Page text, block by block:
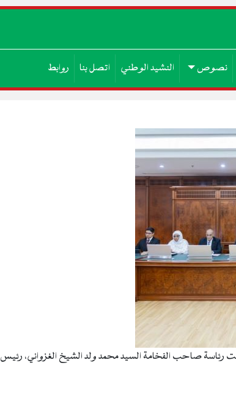
نصوص النشيد الوطني اتصل بنا روابط
الوزراء اليوم الأربعاء 14 أغسطس2024، تحت رئاسة صاحب الفخامة السيد محمد ولد الشيخ الغزواني، رئيس